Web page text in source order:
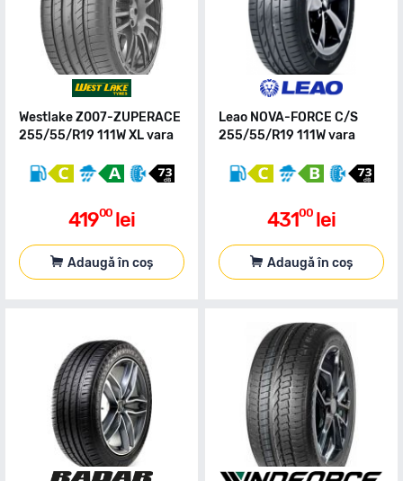
Westlake Z007-ZUPERACE
255/55/R19 111W XL vara
41900 lei
Adaugă în coș
Leao NOVA-FORCE C/S
255/55/R19 111W vara
43100 lei
Adaugă în coș